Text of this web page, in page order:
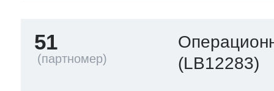
51
(LB12283)